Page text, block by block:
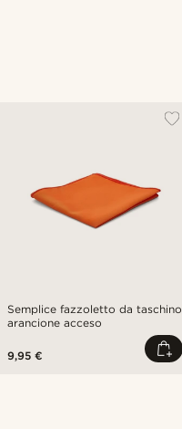
Semplice fazzoletto da taschino
arancione acceso
9,95 €